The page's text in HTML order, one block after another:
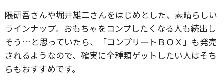
隈研吾さんや堀井雄二さんをはじめとした、素晴らしい
ラインナップ。おもちゃをコンプしたくなる人も続出し
そう…と思っていたら、「コンプリートＢＯＸ」も発売
されるようなので、確実に全種類ゲットしたい人はそち
らもおすすめです。